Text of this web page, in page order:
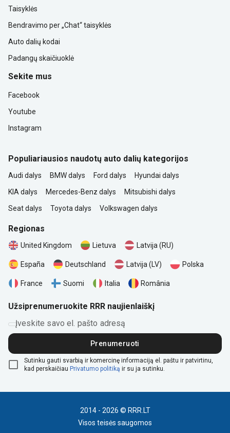
Taisyklės
Bendravimo per „Chat“ taisyklės
Auto dalių kodai
Padangų skaičiuoklė
Sekite mus
Facebook
Youtube
Instagram
Populiariausios naudotų auto dalių kategorijos
Audi dalys BMW dalys Ford dalys
Hyundai dalys
KIA dalys
Mercedes-Benz dalys
Mitsubishi dalys
Seat dalys
Toyota dalys Volkswagen dalys
Regionas
United Kingdom Lietuva Latvija (RU)
España Deutschland Latvija (LV) Polska
France Suomi Italia România
Užsiprenumeruokite RRR naujienlaiškį
Įveskite savo el. pašto adresą
Prenumeruoti
Sutinku gauti svarbią ir komercinę informaciją el. paštu ir patvirtinu,
kad perskaičiau Privatumo politiką ir su ja sutinku.
2014 - 2026 © RRR.LT
Visos teisės saugomos